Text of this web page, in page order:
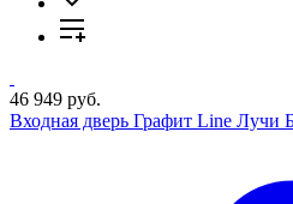
46 949 руб.
Входная дверь Графит Line Лучи